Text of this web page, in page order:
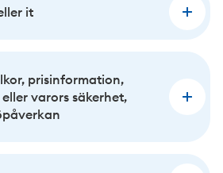
it
prisinformation,
varors säkerhet,